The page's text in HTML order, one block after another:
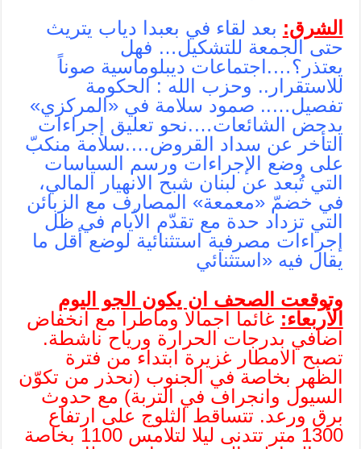
الشرق: بعد لقاء في بعبدا دياب يتريث
حتى الجمعة للتشكيل… فهل
يعتذر؟….اجتماعات ديبلوماسية صوناً
للاستقرار.. وحزب الله : الحكومة
تفصيل….. صمود سلامة في «المركزي»
يدحض الشائعات….نحو تعليق إجراءات
التأخر عن سداد القروض….سلامة منكبّ
على وضع الإجراءات ورسم السياسات
التي تُبعد عن لبنان شبح الانهيار المالي،
في خضمّ «معمعة» المصارف مع الزبائن
التي تزداد حدة مع تقدّم الأيام في ظل
إجراءات مصرفية استثنائية لوضع أقل ما
يقال فيه «استثنائي
وتوقعت الصحف ان يكون الجو اليوم
الأربعاء: غائما اجمالا وماطرا مع انخفاض
اضافي بدرجات الحرارة ورياح ناشطة.
تصبح الامطار غزيرة ابتداء من فترة
الظهر بخاصة في الجنوب (نحذر من تكوّن
السيول وانجراف في التربة) مع حدوث
برق ورعد. تتساقط الثلوج على ارتفاع
1300 متر تتدنى ليلا لتلامس 1100 بخاصة